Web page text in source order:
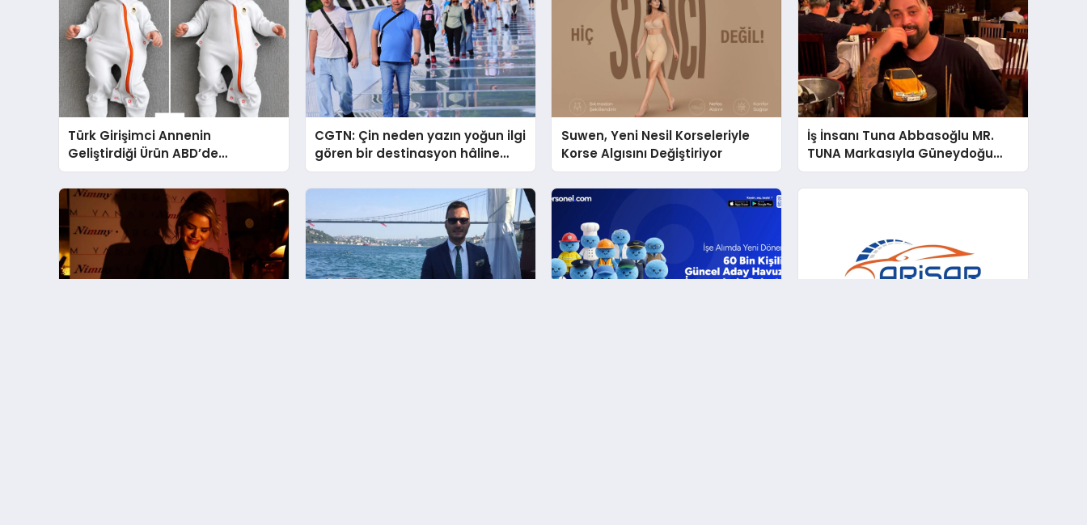
Türk Girişimci Annenin
Geliştirdiği Ürün ABD’de
Bebeklerde Güvenli Uyku
Standardına Yeni Bir Bakış Açısı
Getiriyor.
CGTN: Çin neden yazın yoğun ilgi
gören bir destinasyon hâline
geldi?
Suwen, Yeni Nesil Korseleriyle
Korse Algısını Değiştiriyor
İş İnsanı Tuna Abbasoğlu MR.
TUNA Markasıyla Güneydoğu
Asya’da Büyümeye Devam
Ediyor